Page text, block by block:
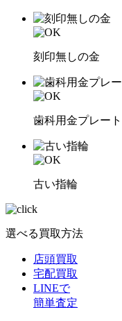
刻印無しの金
歯科用金プレート
古い指輪
選べる買取方法
店頭買取
宅配買取
LINEで
簡単査定